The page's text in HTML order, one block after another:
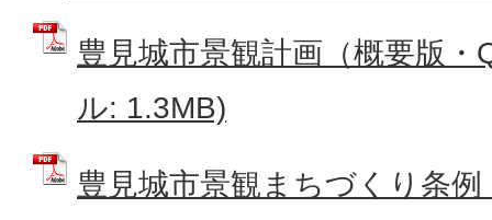
豊見城市景観計画（概要版
ル: 1.3MB)
豊見城市景観まちづくり条